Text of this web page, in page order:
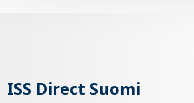
ISS Direct Suomi